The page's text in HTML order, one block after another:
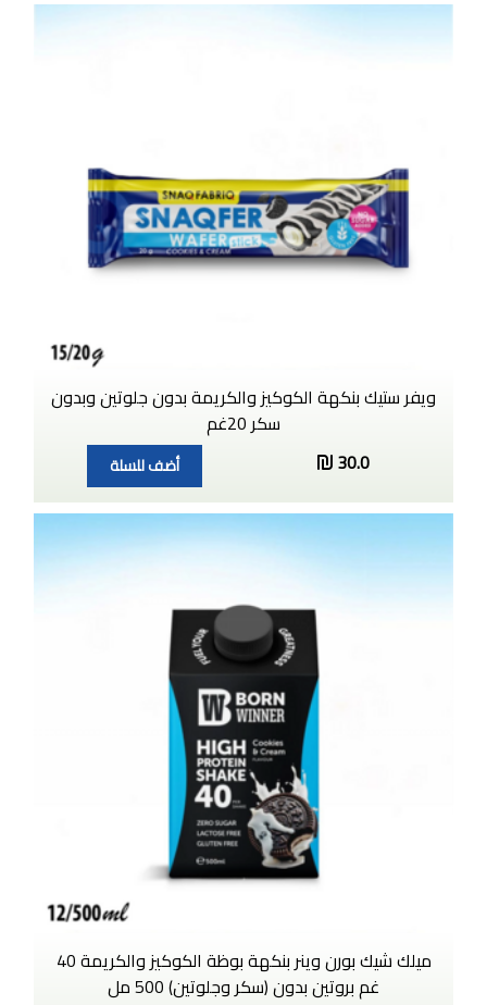
ويفر ستيك بنكهة الكوكيز والكريمة بدون جلوتين وبدون
سكر 20غم
30.0
أضف للسلة
ميلك شيك بورن وينر بنكهة بوظة الكوكيز والكريمة 40
غم بروتين بدون (سكر وجلوتين) 500 مل